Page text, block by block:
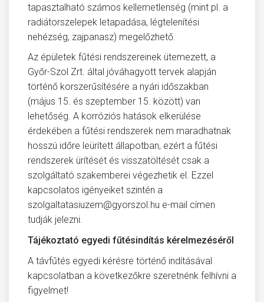
tapasztalható számos kellemetlenség (mint pl. a
radiátorszelepek letapadása, légtelenítési
nehézség, zajpanasz) megelőzhető.
Az épületek fűtési rendszereinek ütemezett, a
Győr-Szol Zrt. által jóváhagyott tervek alapján
történő korszerűsítésére a nyári időszakban
(május 15. és szeptember 15. között) van
lehetőség. A korróziós hatások elkerülése
érdekében a fűtési rendszerek nem maradhatnak
hosszú időre leürített állapotban, ezért a fűtési
rendszerek ürítését és visszatöltését csak a
szolgáltató szakemberei végezhetik el. Ezzel
kapcsolatos igényeiket szintén a
szolgaltatasiuzem@gyorszol.hu e-mail címen
tudják jelezni.
Tájékoztató egyedi fűtésindítás kérelmezéséről
A távfűtés egyedi kérésre történő indításával
kapcsolatban a következőkre szeretnénk felhívni a
figyelmet!